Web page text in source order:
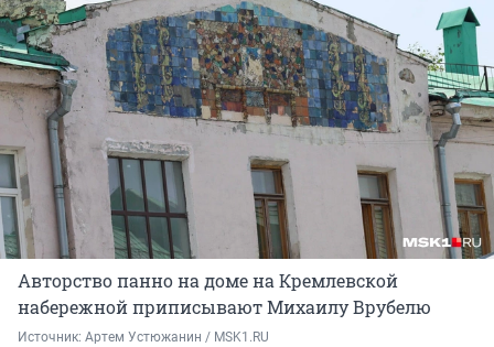
Авторство панно на доме на Кремлевской
набережной приписывают Михаилу Врубелю
Источник: Артем Устюжанин / MSK1.RU